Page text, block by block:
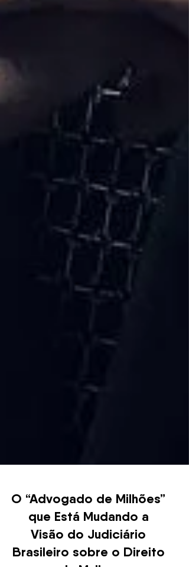
O “Advogado de Milhões”
que Está Mudando a
Visão do Judiciário